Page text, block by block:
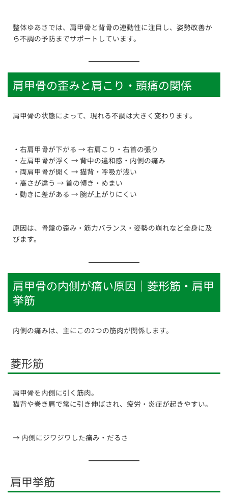
整体ゆあさでは、肩甲骨と背骨の連動性に注目し、姿勢改善か
ら不調の予防までサポートしています。
肩甲骨の歪みと肩こり・頭痛の関係
肩甲骨の状態によって、現れる不調は大きく変わります。
・右肩甲骨が下がる → 右肩こり・右首の張り
・左肩甲骨が浮く → 背中の違和感・内側の痛み
・両肩甲骨が開く → 猫背・呼吸が浅い
・高さが違う → 首の傾き・めまい
・動きに差がある → 腕が上がりにくい
原因は、骨盤の歪み・筋力バランス・姿勢の崩れなど全身に及
びます。
肩甲骨の内側が痛い原因｜菱形筋・肩甲
挙筋
内側の痛みは、主にこの2つの筋肉が関係します。
菱形筋
肩甲骨を内側に引く筋肉。
猫背や巻き肩で常に引き伸ばされ、疲労・炎症が起きやすい。
→ 内側にジワジワした痛み・だるさ
肩甲挙筋